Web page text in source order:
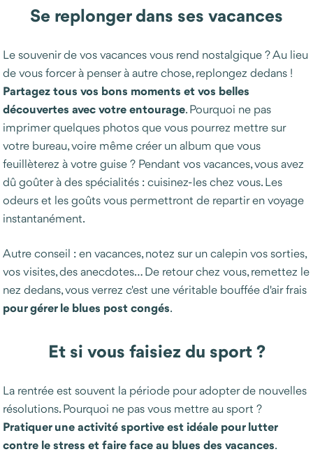
Se replonger dans ses vacances
Le souvenir de vos vacances vous rend nostalgique ? Au lieu
de vous forcer à penser à autre chose, replongez dedans !
Partagez tous vos bons moments et vos belles
découvertes avec votre entourage. Pourquoi ne pas
imprimer quelques photos que vous pourrez mettre sur
votre bureau, voire même créer un album que vous
feuillèterez à votre guise ? Pendant vos vacances, vous avez
dû goûter à des spécialités : cuisinez-les chez vous. Les
odeurs et les goûts vous permettront de repartir en voyage
instantanément.
Autre conseil : en vacances, notez sur un calepin vos sorties,
vos visites, des anecdotes… De retour chez vous, remettez le
nez dedans, vous verrez c'est une véritable bouffée d'air frais
pour gérer le blues post congés.
Et si vous faisiez du sport ?
La rentrée est souvent la période pour adopter de nouvelles
résolutions. Pourquoi ne pas vous mettre au sport ?
Pratiquer une activité sportive est idéale pour lutter
contre le stress et faire face au blues des vacances.